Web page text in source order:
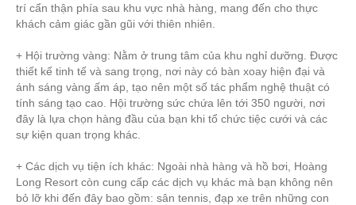
trí cẩn thận phía sau khu vực nhà hàng, mang đến cho thực
khách cảm giác gần gũi với thiên nhiên.
+ Hội trường vàng: Nằm ở trung tâm của khu nghỉ dưỡng. Được
thiết kế tinh tế và sang trọng, nơi này có bàn xoay hiện đại và
ánh sáng vàng ấm áp, tạo nên một số tác phẩm nghệ thuật có
tính sáng tạo cao. Hội trường sức chứa lên tới 350 người, nơi
đây là lựa chọn hàng đầu của bạn khi tổ chức tiệc cưới và các
sự kiện quan trọng khác.
+ Các dịch vụ tiện ích khác: Ngoài nhà hàng và hồ bơi, Hoàng
Long Resort còn cung cấp các dịch vụ khác mà bạn không nên
bỏ lỡ khi đến đây bao gồm: sân tennis, đạp xe trên những con